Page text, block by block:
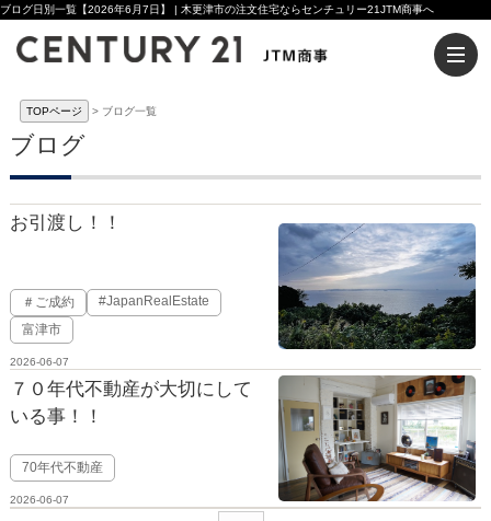
ブログ日別一覧【2026年6月7日】 | 木更津市の注文住宅ならセンチュリー21JTM商事へ
TOPページ ブログ一覧
ブログ
お引渡し！！
＃ご成約
#JapanRealEstate
富津市
2026-06-07
７０年代不動産が大切にして
いる事！！
70年代不動産
2026-06-07